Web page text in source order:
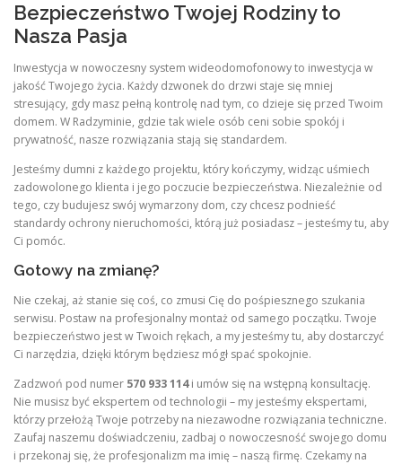
Bezpieczeństwo Twojej Rodziny to
Nasza Pasja
Inwestycja w nowoczesny system wideodomofonowy to inwestycja w
jakość Twojego życia. Każdy dzwonek do drzwi staje się mniej
stresujący, gdy masz pełną kontrolę nad tym, co dzieje się przed Twoim
domem. W Radzyminie, gdzie tak wiele osób ceni sobie spokój i
prywatność, nasze rozwiązania stają się standardem.
Jesteśmy dumni z każdego projektu, który kończymy, widząc uśmiech
zadowolonego klienta i jego poczucie bezpieczeństwa. Niezależnie od
tego, czy budujesz swój wymarzony dom, czy chcesz podnieść
standardy ochrony nieruchomości, którą już posiadasz – jesteśmy tu, aby
Ci pomóc.
Gotowy na zmianę?
Nie czekaj, aż stanie się coś, co zmusi Cię do pośpiesznego szukania
serwisu. Postaw na profesjonalny montaż od samego początku. Twoje
bezpieczeństwo jest w Twoich rękach, a my jesteśmy tu, aby dostarczyć
Ci narzędzia, dzięki którym będziesz mógł spać spokojnie.
Zadzwoń pod numer 570 933 114i umów się na wstępną konsultację.
Nie musisz być ekspertem od technologii – my jesteśmy ekspertami,
którzy przełożą Twoje potrzeby na niezawodne rozwiązania techniczne.
Zaufaj naszemu doświadczeniu, zadbaj o nowoczesność swojego domu
i przekonaj się, że profesjonalizm ma imię – naszą firmę. Czekamy na